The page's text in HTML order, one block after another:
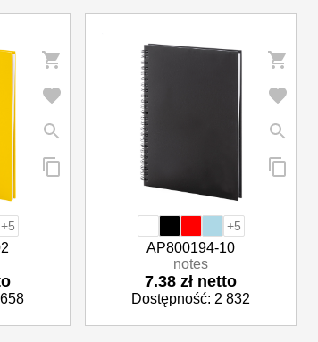
+5 +5
AP800194-10
notes
7.38 zł netto
Dostępność: 2 832